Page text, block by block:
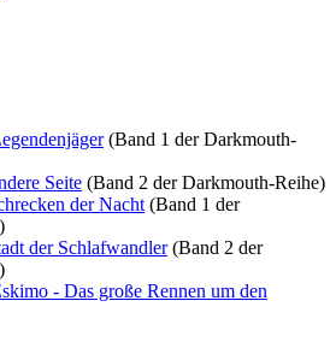
(Band 1 der Darkmouth-
Seite (Band 2 der Darkmouth-Reihe)
der Nacht (Band 1 der
der Schlafwandler (Band 2 der
- Das große Rennen um den